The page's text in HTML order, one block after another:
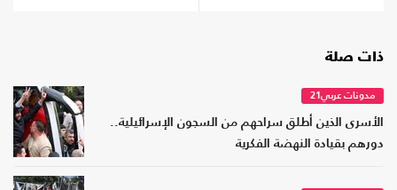
ذات صلة
مدونات عربي21
الأسرى الذين أطلق سراحهم من السجون الإسرائيلية..
دورهم بقيادة النهضة الفكرية